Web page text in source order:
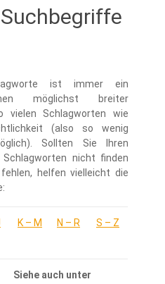
ist immer ein
möglichst breiter
vielen Schlagworten wie
(also so wenig
Sollten Sie Ihren
nicht finden
helfen vielleicht die
K – M N – R S – Z
Siehe auch unter